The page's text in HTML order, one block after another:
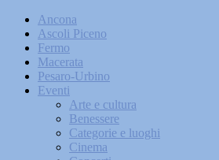
Ancona
Ascoli Piceno
Fermo
Macerata
Pesaro-Urbino
Eventi
Arte e cultura
Benessere
Categorie e luoghi
Cinema